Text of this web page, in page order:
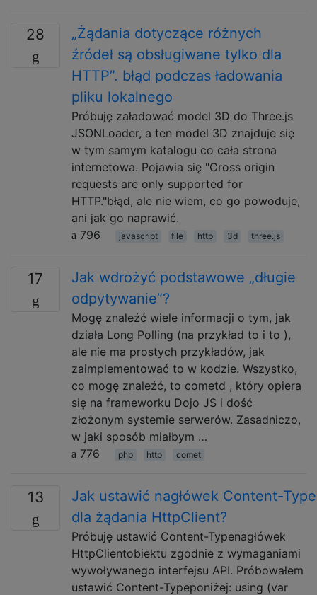
28
„Żądania dotyczące różnych
źródeł są obsługiwane tylko dla
HTTP”. błąd podczas ładowania
pliku lokalnego
Próbuję załadować model 3D do Three.js
JSONLoader, a ten model 3D znajduje się
w tym samym katalogu co cała strona
internetowa. Pojawia się "Cross origin
requests are only supported for
HTTP."błąd, ale nie wiem, co go powoduje,
ani jak go naprawić.
796
javascript file http 3d three.js
17
Jak wdrożyć podstawowe „długie
odpytywanie”?
Mogę znaleźć wiele informacji o tym, jak
działa Long Polling (na przykład to i to ),
ale nie ma prostych przykładów, jak
zaimplementować to w kodzie. Wszystko,
co mogę znaleźć, to cometd , który opiera
się na frameworku Dojo JS i dość
złożonym systemie serwerów. Zasadniczo,
w jaki sposób miałbym …
776
php http comet
13
Jak ustawić nagłówek Content-Type
dla żądania HttpClient?
Próbuję ustawić Content-Typenagłówek
HttpClientobiektu zgodnie z wymaganiami
wywoływanego interfejsu API. Próbowałem
ustawić Content-Typeponiżej: using (var